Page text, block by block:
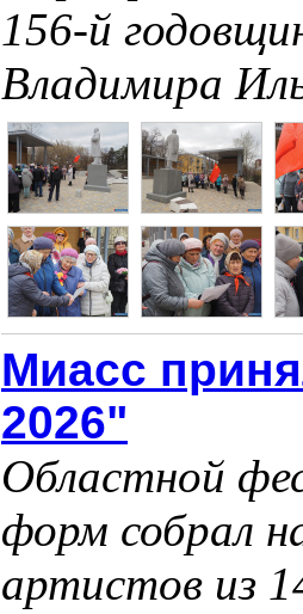
156-й
Владимира
Миасс
2026"
Областной
форм собрал
артистов из